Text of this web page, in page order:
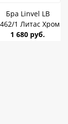
Бра Linvel LB
1 Литас Хром
Е14 40W
1 680 руб.